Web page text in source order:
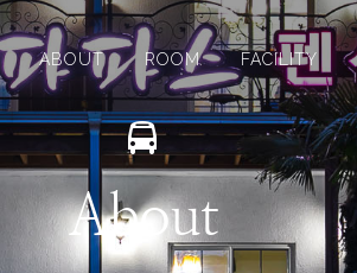
ABOUT ROOM FACILITY
About